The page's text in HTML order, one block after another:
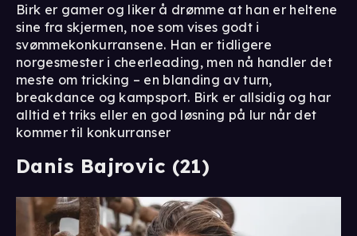
Birk er gamer og liker å drømme at han er heltene
sine fra skjermen, noe som vises godt i
svømmekonkurransene. Han er tidligere
norgesmester i cheerleading, men nå handler det
meste om tricking – en blanding av turn,
breakdance og kampsport. Birk er allsidig og har
alltid et triks eller en god løsning på lur når det
kommer til konkurranser
Danis Bajrovic (21)